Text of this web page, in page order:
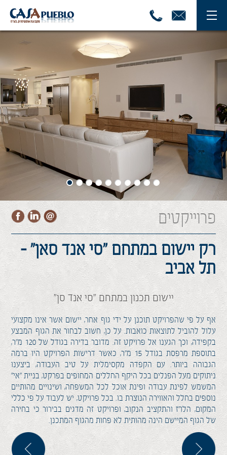
פרוייקטים
רק יישום במתחם "סי אנד סאן" -
תל אביב
יישום תכנון במתחם "סי אנד סן"
אף על פי שהפרויקט תוכנן על ידי גוף אחר, יישום אשר אינו מקצועי
עלול להוביל לתוצאות כואבות. על כן, חשוב לבחור את הגוף המבצע
בקפידה, וכך הגענו אל פרויקט זה. מדובר בדירה בגודל של 120 מ"ר,
בתוספת מרפסת בגודל 15 מ"ר, כאשר דרישות הפרויקט היו ברמה
הגבוהה ביותר. עם הקפדה מקסימלית על טיב העבודה, ביצענו
ניתוקים מעל הפנלים בכל היקף החללים המחופים בפרקט, בניית "אי"
המשמש לפינת עבודה ופינת אוכל לכל המשפחה, ושינויים מהותיים
נוספים בחלל והאווירה הנוצרת בו. בכל פרויקט, יש לעבוד על פי כללי
המקום, הלו"ז והתקציב הנקוב, ופרויקט זה מדגים בבירור כי בחירה
של הגוף המיישם הינה מהותית לא פחות מהגוף המתכנן.